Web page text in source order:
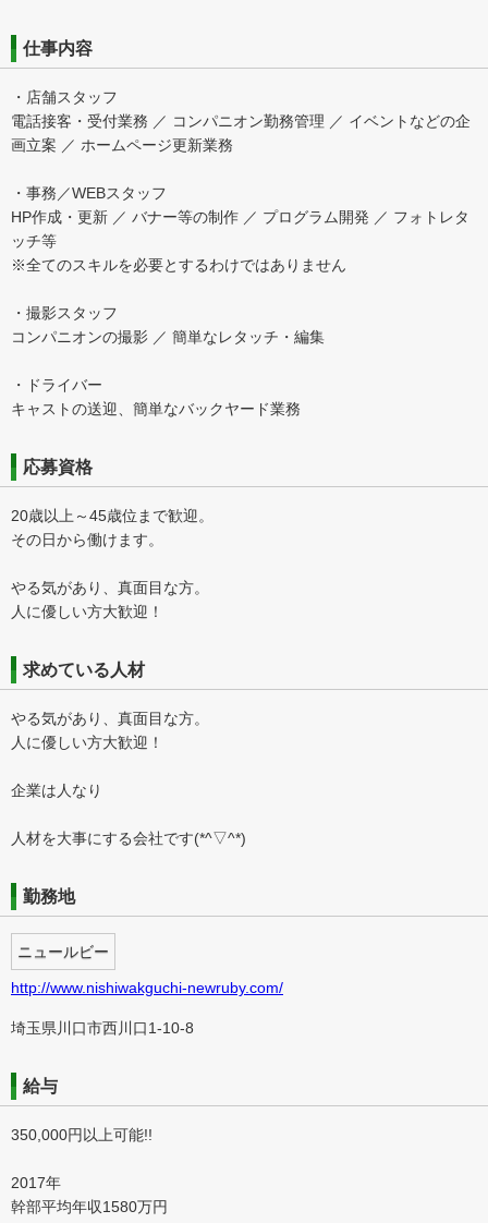
仕事内容
・店舗スタッフ
電話接客・受付業務 ／ コンパニオン勤務管理 ／ イベントなどの企
画立案 ／ ホームページ更新業務
・事務／WEBスタッフ
HP作成・更新 ／ バナー等の制作 ／ プログラム開発 ／ フォトレタ
ッチ等
※全てのスキルを必要とするわけではありません
・撮影スタッフ
コンパニオンの撮影 ／ 簡単なレタッチ・編集
・ドライバー
キャストの送迎、簡単なバックヤード業務
応募資格
20歳以上～45歳位まで歓迎。
その日から働けます。
やる気があり、真面目な方。
人に優しい方大歓迎！
求めている人材
やる気があり、真面目な方。
人に優しい方大歓迎！
企業は人なり
人材を大事にする会社です(*^▽^*)
勤務地
ニュールビー
http://www.nishiwakguchi-newruby.com/
埼玉県川口市西川口1-10-8
給与
350,000円以上可能!!
2017年
幹部平均年収1580万円